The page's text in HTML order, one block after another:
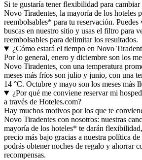
Si te gustaría tener flexibilidad para cambiar
Novo Tiradentes, la mayoría de los hoteles
reembolsables* para tu reservación. Puedes
buscas en nuestro sitio y usas el filtro para
reembolsables para delimitar los resultados.
¿Cómo estará el tiempo en Novo
Por lo general, enero y diciembre son los
Novo Tiradentes, con una temperatura
meses más fríos son julio y junio, con una
14 °C. Octubre y mayo son los meses más
¿Por qué me conviene reservar mi
a través de Hoteles.com?
Hay muchos motivos por los que te
Novo Tiradentes con nosotros: nuestras
mayoría de los hoteles* te darán
precio más bajo gracias a nuestra política
podrás obtener noches de regalo y ahorrar
recompensas.